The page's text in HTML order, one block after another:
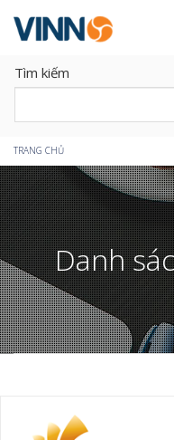
Tìm kiếm
Bạn
đang
ở
đây
TRANG CHỦ
Danh